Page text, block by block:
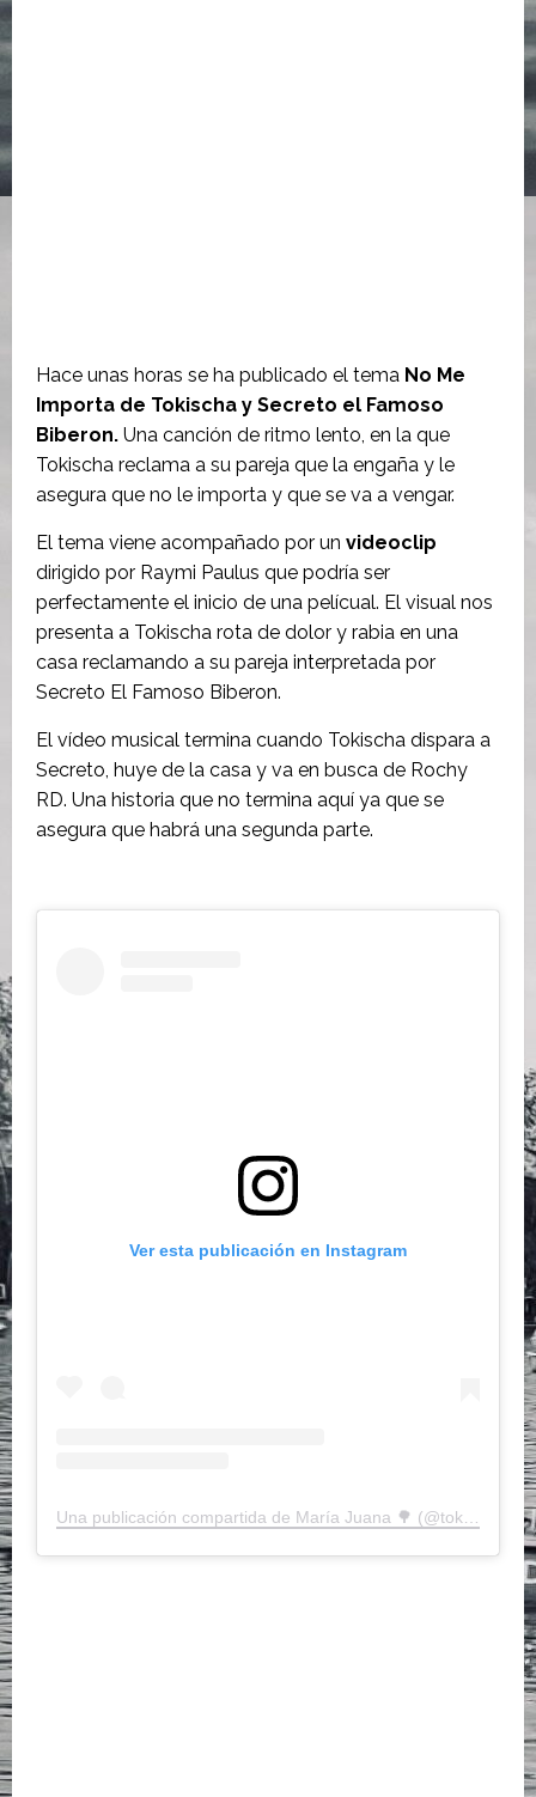
Hace unas horas se ha publicado el tema No Me
Importa de Tokischa y Secreto el Famoso
Biberon. Una canción de ritmo lento, en la que
Tokischa reclama a su pareja que la engaña y le
asegura que no le importa y que se va a vengar.
El tema viene acompañado por un videoclip
dirigido por Raymi Paulus que podría ser
perfectamente el inicio de una pelícual. El visual nos
presenta a Tokischa rota de dolor y rabia en una
casa reclamando a su pareja interpretada por
Secreto El Famoso Biberon.
El vídeo musical termina cuando Tokischa dispara a
Secreto, huye de la casa y va en busca de Rochy
RD. Una historia que no termina aquí ya que se
asegura que habrá una segunda parte.
Ver esta publicación en Instagram
Una publicación compartida de María Juana 🌳 (@tokischa.trapterretre)